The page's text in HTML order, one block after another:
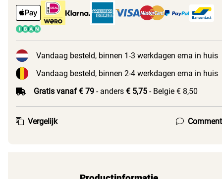
Vandaag besteld, binnen 1-3 werkdagen erna in huis
Vandaag besteld, binnen 2-4 werkdagen erna in huis
Gratis vanaf € 79 - anders € 5,75 - Belgie € 8,50
Vergelijk Comment